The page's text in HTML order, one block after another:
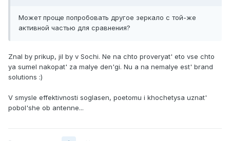
Может проще попробовать другое зеркало с той-же
активной частью для сравнения?
Znal by prikup, jil by v Sochi. Ne na chto proveryat' eto vse chto
ya sumel nakopat' za malye den'gi. Nu a na nemalye est' brand
solutions :)
V smysle effektivnosti soglasen, poetomu i khochetysa uznat'
pobol'she ob antenne...